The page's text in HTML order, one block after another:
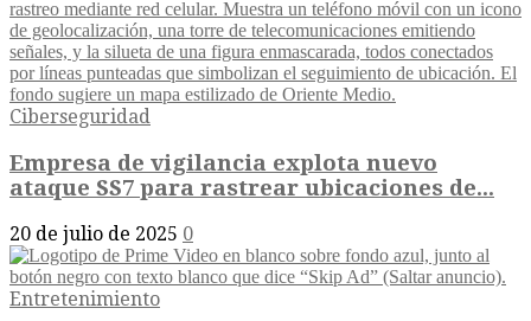
Ciberseguridad
Empresa de vigilancia explota nuevo
ataque SS7 para rastrear ubicaciones de...
20 de julio de 2025 0
Entretenimiento